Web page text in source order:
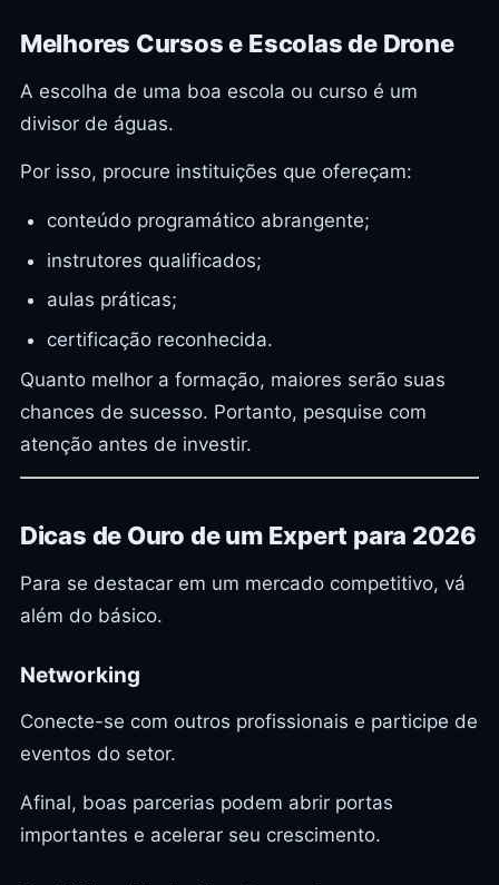
Melhores Cursos e Escolas de Drone
A escolha de uma boa escola ou curso é um
divisor de águas.
Por isso, procure instituições que ofereçam:
conteúdo programático abrangente;
instrutores qualificados;
aulas práticas;
certificação reconhecida.
Quanto melhor a formação, maiores serão suas
chances de sucesso. Portanto, pesquise com
atenção antes de investir.
Dicas de Ouro de um Expert para 2026
Para se destacar em um mercado competitivo, vá
além do básico.
Networking
Conecte-se com outros profissionais e participe de
eventos do setor.
Afinal, boas parcerias podem abrir portas
importantes e acelerar seu crescimento.